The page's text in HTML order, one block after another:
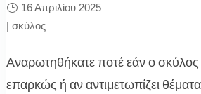
16 Απριλίου 2025
| σκύλος
Αναρωτηθήκατε ποτέ εάν ο σκύλος
επαρκώς ή αν αντιμετωπίζει